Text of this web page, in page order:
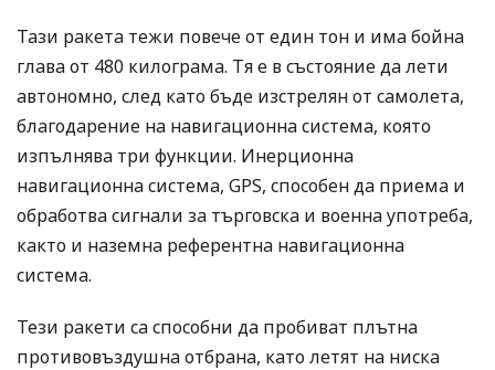
Тази ракета тежи повече от един тон и има бойна
глава от 480 килограма. Тя е в състояние да лети
автономно, след като бъде изстрелян от самолета,
благодарение на навигационна система, която
изпълнява три функции. Инерционна
навигационна система, GPS, способен да приема и
обработва сигнали за търговска и военна употреба,
както и наземна референтна навигационна
система.
Тези ракети са способни да пробиват плътна
противовъздушна отбрана, като летят на ниска